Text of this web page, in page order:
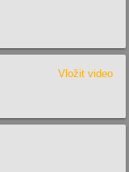
Vložit video